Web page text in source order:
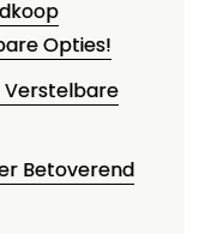
Opties!
Verstelbare
Betoverend